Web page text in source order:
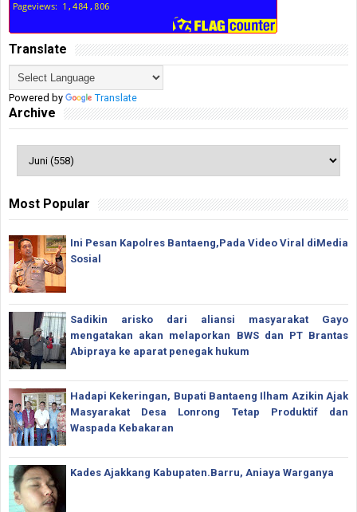
Translate
Powered by Translate
Archive
Most Popular
Ini Pesan Kapolres Bantaeng,Pada Video Viral diMedia
Sosial
Sadikin arisko dari aliansi masyarakat Gayo
mengatakan akan melaporkan BWS dan PT Brantas
Abipraya ke aparat penegak hukum
Hadapi Kekeringan, Bupati Bantaeng Ilham Azikin Ajak
Masyarakat Desa Lonrong Tetap Produktif dan
Waspada Kebakaran
Kades Ajakkang Kabupaten.Barru, Aniaya Warganya